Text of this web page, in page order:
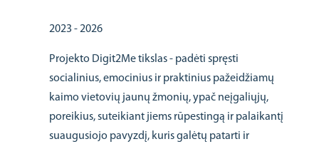
2023 - 2026
Projekto Digit2Me tikslas - padėti spręsti
socialinius, emocinius ir praktinius pažeidžiamų
kaimo vietovių jaunų žmonių, ypač neįgaliųjų,
poreikius, suteikiant jiems rūpestingą ir palaikantį
suaugusiojo pavyzdį, kuris galėtų patarti ir